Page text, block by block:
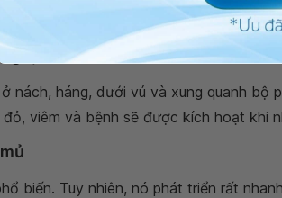
nhiễm trùng do vi khuẩn chẳng hạn như
đảo
nách, háng, dưới vú và xung quanh bộ
viêm và bệnh sẽ được kích hoạt khi
biến. Tuy nhiên, nó phát triển rất